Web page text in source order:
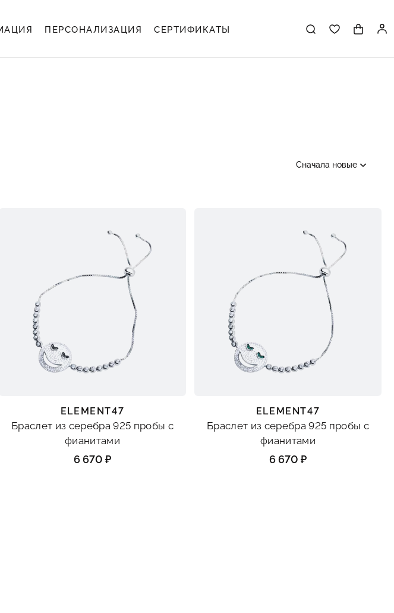
ПЕРСОНАЛИЗАЦИЯ СЕРТИФИКАТЫ
Сначала новые
ELEMENT47
Браслет из серебра 925 пробы с
фианитами
6 670 ₽
ELEMENT47
Браслет из серебра 925 пробы с
фианитами
6 670 ₽